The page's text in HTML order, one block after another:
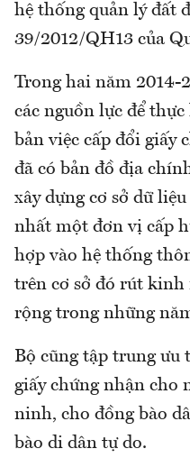
hệ thống quản lý đất
39/2012/QH13 của
Trong hai năm 2014-
các nguồn lực để
bản việc cấp đổi giấy
đã có bản đồ địa
xây dựng cơ sở dữ
nhất một đơn vị cấp
hợp vào hệ thống
trên cơ sở đó rút
rộng trong những
Bộ cũng tập trung ưu
giấy chứng nhận cho
ninh, cho đồng bào
bào di dân tự do.